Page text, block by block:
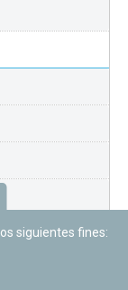
siguientes fines: